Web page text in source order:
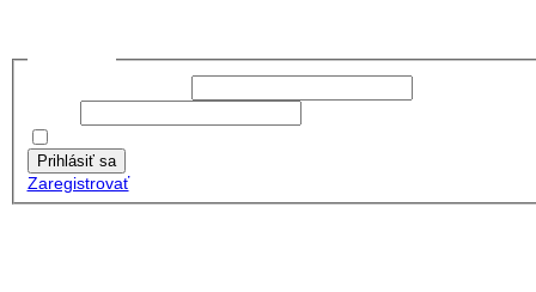
Prihlásiť sa
Zaregistrovať